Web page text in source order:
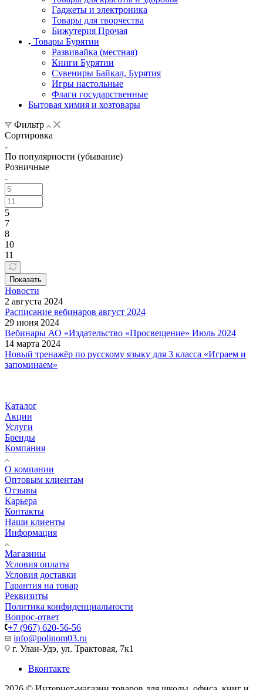
Гаджеты и электроника
Товары для творчества
Бижутерия Прочая
Товары Бурятии
Развивайка (местная)
Книги Бурятии
Сувениры Байкал, Бурятия
Игры настольные
Флаги государственные
Бытовая химия и хозтовары
Фильтр
Сортировка
По популярности (убывание)
Розничные
5
7
8
10
11
Показать
Новости
2 августа 2024
Расписание вебинаров август 2024
29 июня 2024
Вебинары АО «Издательство «Просвещение» Июль 2024
14 марта 2024
Новый тренажёр по русскому языку для 3 класса «Играем и
запоминаем»
Каталог
Акции
Услуги
Бренды
Компания
О компании
Оптовым клиентам
Отзывы
Карьера
Контакты
Наши клиенты
Информация
Магазины
Условия оплаты
Условия доставки
Гарантия на товар
Реквизиты
Политика конфиденциальности
Вопрос-ответ
+7 (967) 620-56-56
info@polinom03.ru
г. Улан-Удэ, ул. Трактовая, 7к1
Вконтакте